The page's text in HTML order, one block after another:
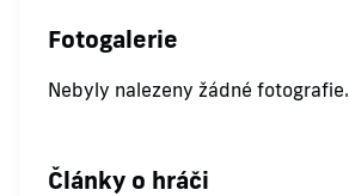
Fotogalerie
Nebyly nalezeny žádné fotografie.
Články o hráči